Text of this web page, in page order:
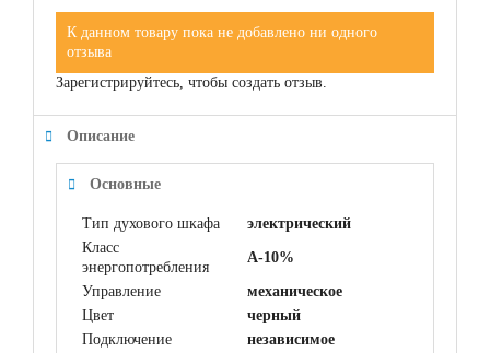
К данном товару пока не добавлено ни одного
отзыва
Зарегистрируйтесь, чтобы создать отзыв.
Описание
Основные
Тип духового шкафа
электрический
Класс
энергопотребления
A-10%
Управление
механическое
Цвет
черный
Подключение
независимое